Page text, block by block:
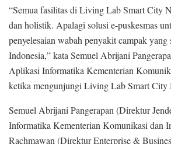
“Semua fasilitas di Living Lab Smart City
dan holistik. Apalagi solusi e-puskesmas
penyelesaian wabah penyakit campak yang
Indonesia,” kata Semuel Abrijani
Aplikasi Informatika Kementerian
ketika mengunjungi Living Lab Smart City
Semuel Abrijani Pangerapan (Direktur
Informatika Kementerian Komunikasi dan
Rachmawan (Direktur Enterprise &